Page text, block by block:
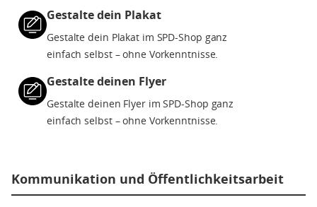
Gestalte dein Plakat
Gestalte dein Plakat im SPD-Shop ganz
einfach selbst – ohne Vorkenntnisse.
Gestalte deinen Flyer
Gestalte deinen Flyer im SPD-Shop ganz
einfach selbst – ohne Vorkenntnisse.
Kommunikation und Öffentlichkeitsarbeit